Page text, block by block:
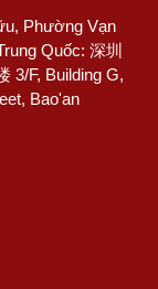
Phường Vạn
Quốc: 深圳
3/F, Building G,
Bao'an